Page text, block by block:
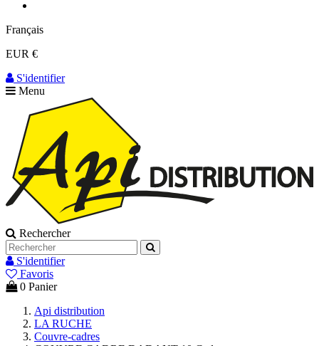
Français
EUR €
S'identifier
Menu
Rechercher
S'identifier
Favoris
0 Panier
Api distribution
LA RUCHE
Couvre-cadres